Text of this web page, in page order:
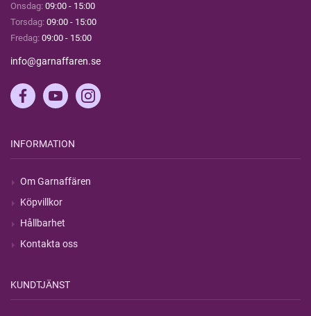
Onsdag: 09:00 - 15:00
Torsdag: 09:00 - 15:00
Fredag: 09:00 - 15:00
info@garnaffaren.se
INFORMATION
Om Garnaffären
Köpvillkor
Hållbarhet
Kontakta oss
KUNDTJÄNST